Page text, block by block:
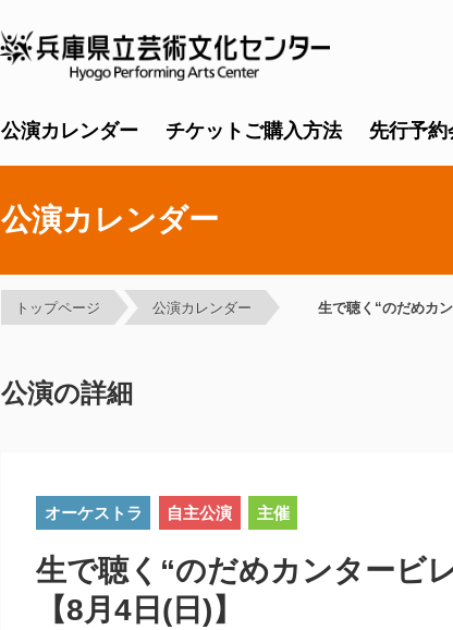
公演カレンダー チケットご購入方法 先行予約
公演カレンダー
トップページ 公演カレンダー 生で聴く“のだめカン
公演の詳細
オーケストラ 自主公演 主催
生で聴く“のだめカンタービ
【8月4日(日)】